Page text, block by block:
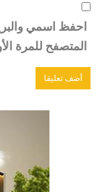
احفظ اسمي
المتصفح للمرة